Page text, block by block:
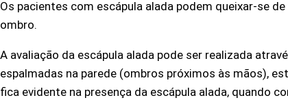
Os pacientes com escápula alada podem queixar-se
ombro.
A avaliação da escápula alada pode ser realizada
espalmadas na parede (ombros próximos às mãos),
fica evidente na presença da escápula alada, quando